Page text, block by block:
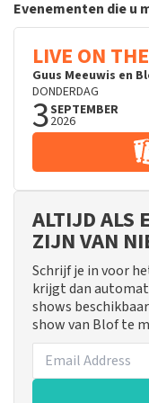
Evenementen die u
LIVE ON
Guus Meeuwis en
DONDERDAG
3SEPTEMBER
2026
ALTIJD ALS
ZIJN VAN
Schrijf je in voor
krijgt dan
shows
show van Blof te